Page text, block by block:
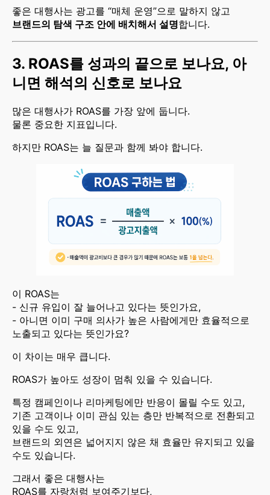
좋은 대행사는 광고를 “매체 운영”으로 말하지 않고
브랜드의 탐색 구조 안에 배치해서 설명합니다.
3. ROAS를 성과의 끝으로 보나요, 아
니면 해석의 신호로 보나요
많은 대행사가 ROAS를 가장 앞에 둡니다.
물론 중요한 지표입니다.
하지만 ROAS는 늘 질문과 함께 봐야 합니다.
이 ROAS는
- 신규 유입이 잘 늘어나고 있다는 뜻인가요,
- 아니면 이미 구매 의사가 높은 사람에게만 효율적으로
노출되고 있다는 뜻인가요?
이 차이는 매우 큽니다.
ROAS가 높아도 성장이 멈춰 있을 수 있습니다.
특정 캠페인이나 리마케팅에만 반응이 몰릴 수도 있고,
기존 고객이나 이미 관심 있는 층만 반복적으로 전환되고
있을 수도 있고,
브랜드의 외연은 넓어지지 않은 채 효율만 유지되고 있을
수도 있습니다.
그래서 좋은 대행사는
ROAS를 자랑처럼 보여주기보다,